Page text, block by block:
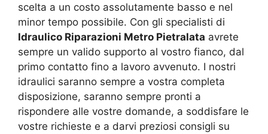
scelta a un costo assolutamente basso e nel
minor tempo possibile. Con gli specialisti di
Idraulico Riparazioni Metro Pietralata avrete
sempre un valido supporto al vostro fianco, dal
primo contatto fino a lavoro avvenuto. I nostri
idraulici saranno sempre a vostra completa
disposizione, saranno sempre pronti a
rispondere alle vostre domande, a soddisfare le
vostre richieste e a darvi preziosi consigli su